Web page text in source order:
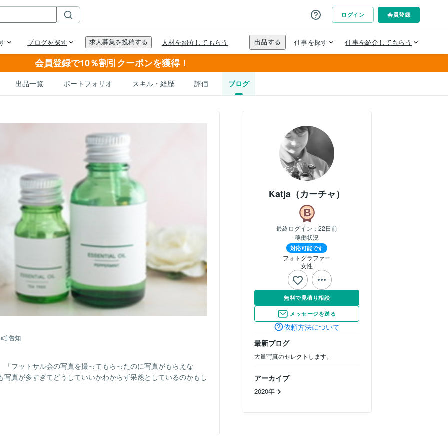
会員登録で10％割引クーポンを獲得！
出品一覧 ポートフォリオ スキル・経歴 評価 ブログ
Katja（カーチャ）
最終ログイン： 22日前
稼働状況
対応可能です
フォトグラファー
女性
無料で見積り相談
メッセージを送る
依頼方法について
最新ブログ
大量写真のセレクトします。
アーカイブ
2020年
告知
フットサル会の写真を撮ってもらったのに写真がもらえな
真が多すぎてどうしていいかわからず呆然としているのかもし